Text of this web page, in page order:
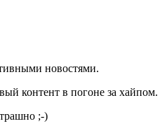
новостями.
контент в погоне за хайпом.
;-)